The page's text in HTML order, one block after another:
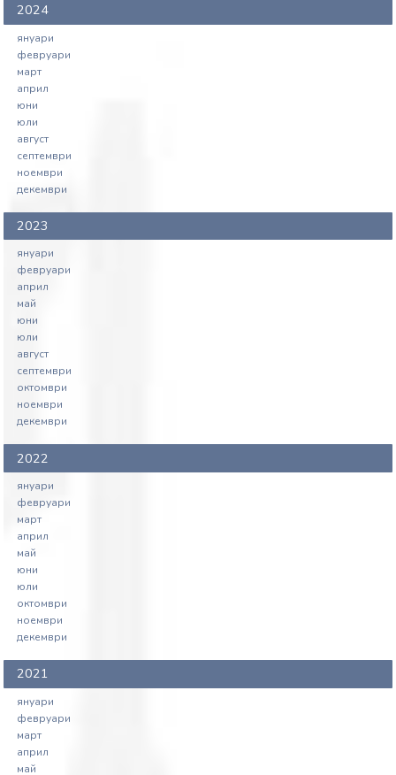
2024
януари
февруари
март
април
юни
юли
август
септември
ноември
декември
2023
януари
февруари
април
май
юни
юли
август
септември
октомври
ноември
декември
2022
януари
февруари
март
април
май
юни
юли
октомври
ноември
декември
2021
януари
февруари
март
април
май